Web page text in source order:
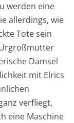
werden eine
allerdings, wie
Tote sein
Damsel
mit Elrics
verfliegt,
eine Maschine